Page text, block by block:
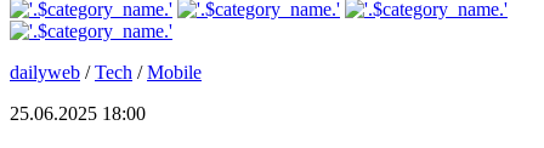
dailyweb /Tech /Mobile
25.06.2025 18:00